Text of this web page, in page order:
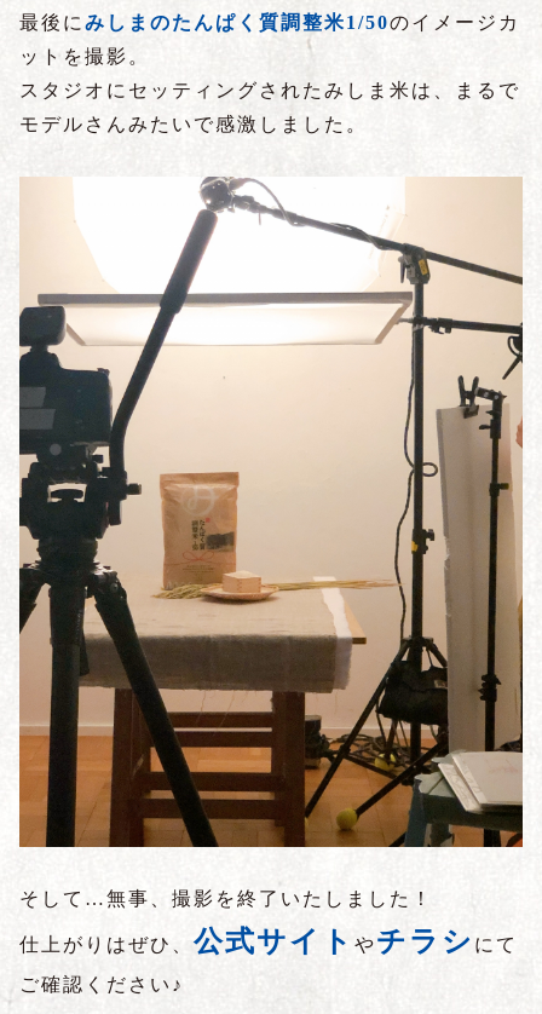
最後に みしまのたんぱく質調整米1/50のイメージカ
ットを撮影。
スタジオにセッティングされたみしま米は、まるで
モデルさんみたいで感激しました。
そして…無事、撮影を終了いたしました！
仕上がりはぜひ、公式サイト やチラシ にて
ご確認ください♪